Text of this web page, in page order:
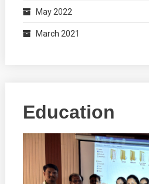
May 2022
March 2021
Education